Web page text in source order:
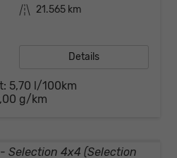
Kilometerstand 21.565 km
Details
5,70 l/100km
g/km